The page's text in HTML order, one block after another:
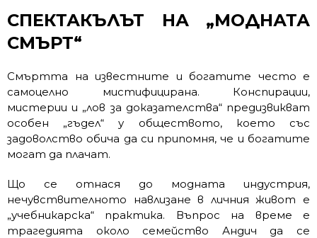
СПЕКТАКЪЛЪТ НА „МОДНАТА
СМЪРТ“
Смъртта на известните и богатите често е
самоцелно мистифицирана. Конспирации,
мистерии и „лов за доказателства“ предизвикват
особен „гъдел“ у обществото, което със
задоволство обича да си припомня, че и богатите
могат да плачат.
Що се отнася до модната индустрия,
нечувствителното навлизане в личния живот е
„учебникарска“ практика. Въпрос на време е
трагедията около семейство Андич да се